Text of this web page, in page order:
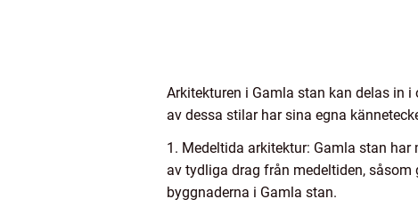
Arkitekturen i Gamla stan kan delas in
av dessa stilar har sina egna
1. Medeltida arkitektur: Gamla stan
av tydliga drag från medeltiden,
byggnaderna i Gamla stan.